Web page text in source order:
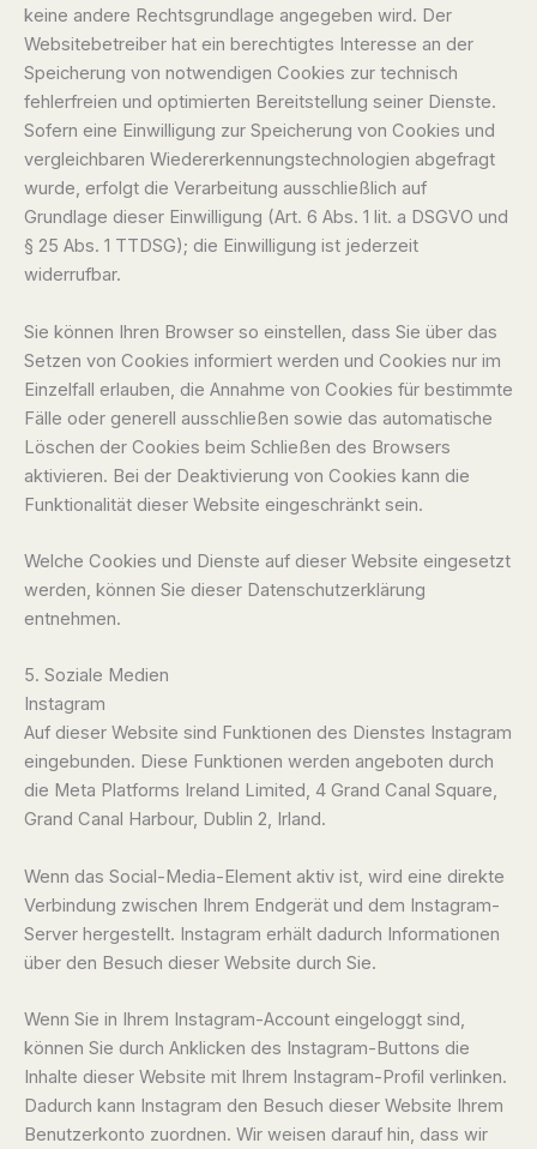
keine andere Rechtsgrundlage angegeben wird. Der
Websitebetreiber hat ein berechtigtes Interesse an der
Speicherung von notwendigen Cookies zur technisch
fehlerfreien und optimierten Bereitstellung seiner Dienste.
Sofern eine Einwilligung zur Speicherung von Cookies und
vergleichbaren Wiedererkennungstechnologien abgefragt
wurde, erfolgt die Verarbeitung ausschließlich auf
Grundlage dieser Einwilligung (Art. 6 Abs. 1 lit. a DSGVO und
§ 25 Abs. 1 TTDSG); die Einwilligung ist jederzeit
widerrufbar.
Sie können Ihren Browser so einstellen, dass Sie über das
Setzen von Cookies informiert werden und Cookies nur im
Einzelfall erlauben, die Annahme von Cookies für bestimmte
Fälle oder generell ausschließen sowie das automatische
Löschen der Cookies beim Schließen des Browsers
aktivieren. Bei der Deaktivierung von Cookies kann die
Funktionalität dieser Website eingeschränkt sein.
Welche Cookies und Dienste auf dieser Website eingesetzt
werden, können Sie dieser Datenschutzerklärung
entnehmen.
5. Soziale Medien
Instagram
Auf dieser Website sind Funktionen des Dienstes Instagram
eingebunden. Diese Funktionen werden angeboten durch
die Meta Platforms Ireland Limited, 4 Grand Canal Square,
Grand Canal Harbour, Dublin 2, Irland.
Wenn das Social-Media-Element aktiv ist, wird eine direkte
Verbindung zwischen Ihrem Endgerät und dem Instagram-
Server hergestellt. Instagram erhält dadurch Informationen
über den Besuch dieser Website durch Sie.
Wenn Sie in Ihrem Instagram-Account eingeloggt sind,
können Sie durch Anklicken des Instagram-Buttons die
Inhalte dieser Website mit Ihrem Instagram-Profil verlinken.
Dadurch kann Instagram den Besuch dieser Website Ihrem
Benutzerkonto zuordnen. Wir weisen darauf hin, dass wir